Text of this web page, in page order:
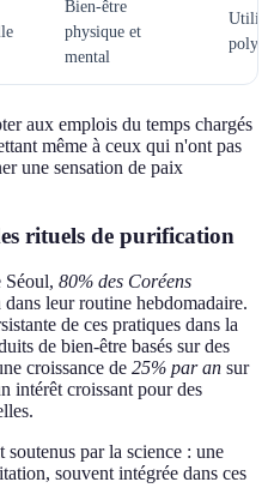
Bien-être
physique et
mental
aux emplois du temps chargés
même à ceux qui n'ont pas
une sensation de paix
rituels de purification
Séoul, 80% des Coréens
leur routine hebdomadaire.
de ces pratiques dans la
de bien-être basés sur des
croissance de 25% par an sur
intérêt croissant pour des
par la science : une
souvent intégrée dans ces